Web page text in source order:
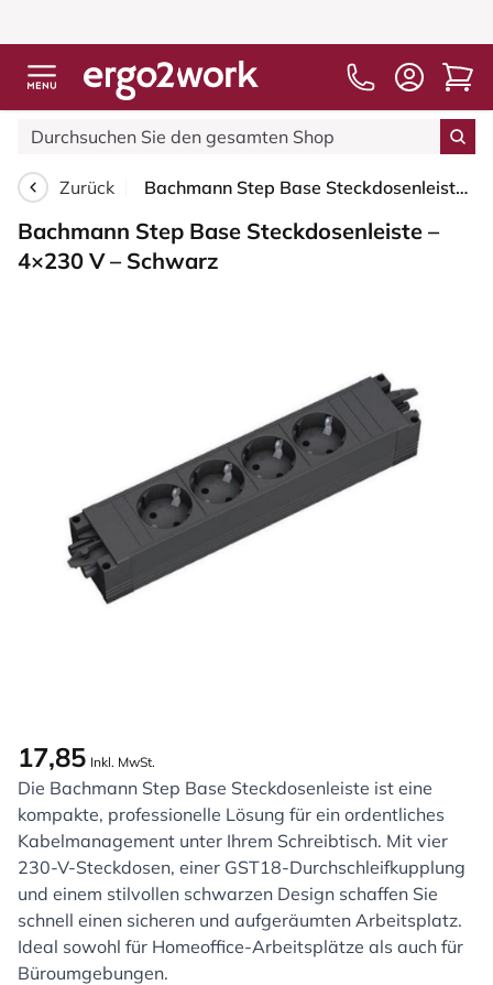
Zurück Bachmann Step Base Steckdosenleiste – 4×230 V – Schwarz
Bachmann Step Base Steckdosenleiste –
4×230 V – Schwarz
17,85 Inkl. MwSt.
Die Bachmann Step Base Steckdosenleiste ist eine
kompakte, professionelle Lösung für ein ordentliches
Kabelmanagement unter Ihrem Schreibtisch. Mit vier
230-V-Steckdosen, einer GST18-Durchschleifkupplung
und einem stilvollen schwarzen Design schaffen Sie
schnell einen sicheren und aufgeräumten Arbeitsplatz.
Ideal sowohl für Homeoffice-Arbeitsplätze als auch für
Büroumgebungen.